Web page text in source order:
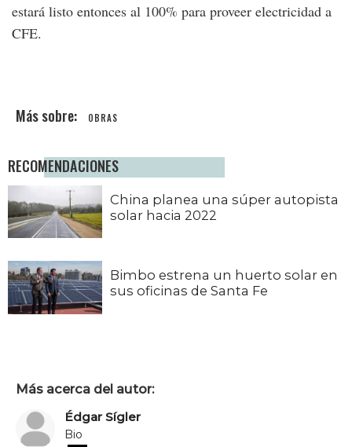
estará listo entonces al 100% para proveer electricidad a
CFE.
OBRAS
RECOMENDACIONES
China planea una súper autopista
solar hacia 2022
Bimbo estrena un huerto solar en
sus oficinas de Santa Fe
Más acerca del autor:
Édgar Sígler
Bio